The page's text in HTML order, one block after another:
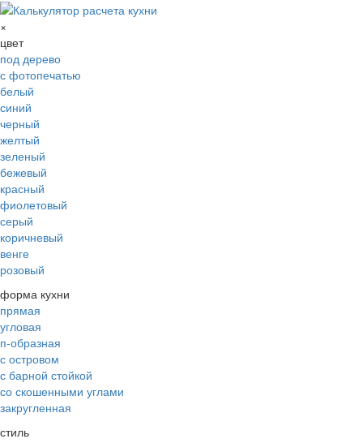
×
цвет
под дерево
с фотопечатью
белый
синий
черный
желтый
зеленый
бежевый
красный
фиолетовый
серый
коричневый
венге
розовый
форма кухни
прямая
угловая
п-образная
с островом
с барной стойкой
со скошенными углами
закругленная
стиль